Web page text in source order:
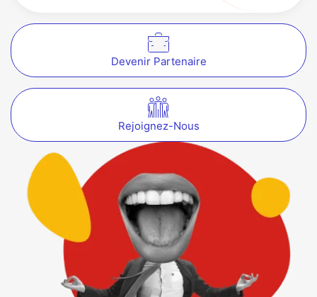
Devenir Partenaire
Rejoignez-Nous